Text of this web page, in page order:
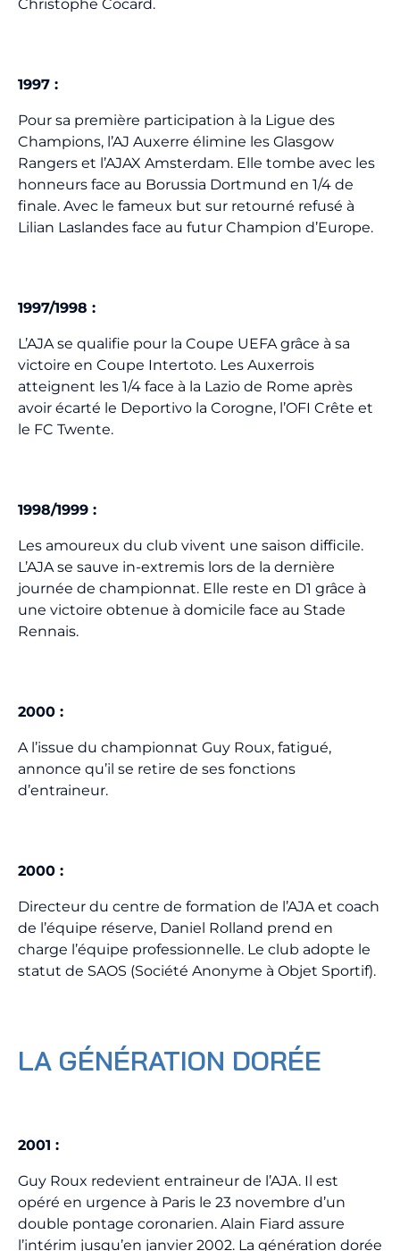
Christophe Cocard.
1997 :
Pour sa première participation à la Ligue des
Champions, l’AJ Auxerre élimine les Glasgow
Rangers et l’AJAX Amsterdam. Elle tombe avec les
honneurs face au Borussia Dortmund en 1/4 de
finale. Avec le fameux but sur retourné refusé à
Lilian Laslandes face au futur Champion d’Europe.
1997/1998 :
L’AJA se qualifie pour la Coupe UEFA grâce à sa
victoire en Coupe Intertoto. Les Auxerrois
atteignent les 1/4 face à la Lazio de Rome après
avoir écarté le Deportivo la Corogne, l’OFI Crête et
le FC Twente.
1998/1999 :
Les amoureux du club vivent une saison difficile.
L’AJA se sauve in-extremis lors de la dernière
journée de championnat. Elle reste en D1 grâce à
une victoire obtenue à domicile face au Stade
Rennais.
2000 :
A l’issue du championnat Guy Roux, fatigué,
annonce qu’il se retire de ses fonctions
d’entraineur.
2000 :
Directeur du centre de formation de l’AJA et coach
de l’équipe réserve, Daniel Rolland prend en
charge l’équipe professionnelle. Le club adopte le
statut de SAOS (Société Anonyme à Objet Sportif).
LA GÉNÉRATION DORÉE
2001 :
Guy Roux redevient entraineur de l’AJA. Il est
opéré en urgence à Paris le 23 novembre d’un
double pontage coronarien. Alain Fiard assure
l’intérim jusqu’en janvier 2002. La génération dorée